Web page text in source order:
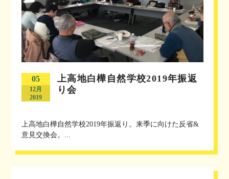
05
12月
2019
上高地白樺自然学校2019年振返
り会
上高地白樺自然学校2019年振返り。来季に向けた反省&
意見交換会。...